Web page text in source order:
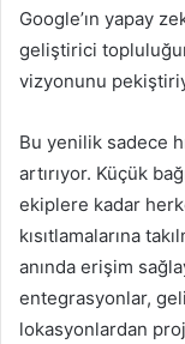
Google’ın yapay
geliştirici
vizyonunu
Bu yenilik sadece
artırıyor. Küçük
ekiplere kadar
kısıtlamalarına
anında erişim
entegrasyonlar,
lokasyonlardan